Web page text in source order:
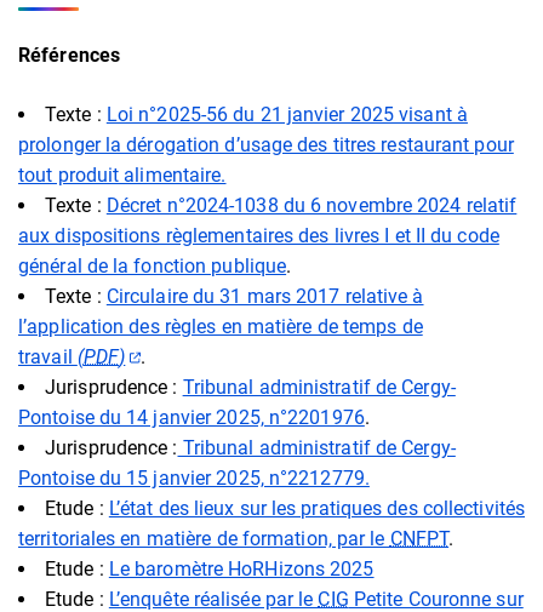
Références
Texte : Loi n°2025-56 du 21 janvier 2025 visant à
prolonger la dérogation d’usage des titres restaurant pour
tout produit alimentaire.
Texte : Décret n°2024-1038 du 6 novembre 2024 relatif
aux dispositions règlementaires des livres I et II du code
général de la fonction publique.
Texte : Circulaire du 31 mars 2017 relative à
l’application des règles en matière de temps de
travail (PDF) (ouverture dans un nouvel onglet)
.
Jurisprudence : Tribunal administratif de Cergy-
Pontoise du 14 janvier 2025, n°2201976.
Jurisprudence : Tribunal administratif de Cergy-
Pontoise du 15 janvier 2025, n°2212779.
Etude : L’état des lieux sur les pratiques des collectivités
territoriales en matière de formation, par le CNFPT.
Etude : Le baromètre HoRHizons 2025
Etude : L’enquête réalisée par le CIG Petite Couronne sur